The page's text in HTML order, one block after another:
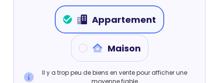
Appartement
Maison
Il y a trop peu de biens en vente pour afficher une
moyenne fiable